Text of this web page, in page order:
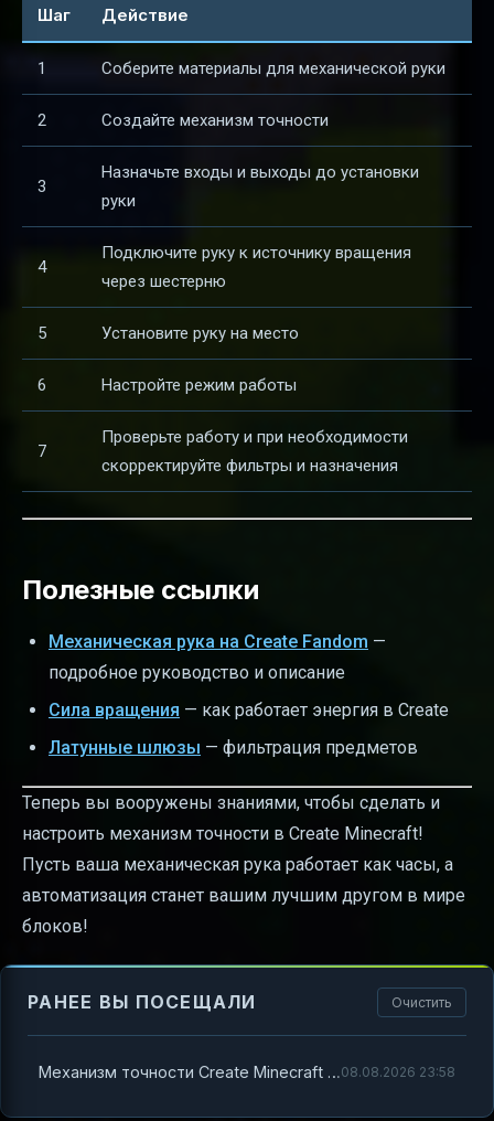
Шаг Действие
1 Соберите материалы для механической руки
2 Создайте механизм точности
3
Назначьте входы и выходы до установки
руки
4
Подключите руку к источнику вращения
через шестерню
5 Установите руку на место
6 Настройте режим работы
7
Проверьте работу и при необходимости
скорректируйте фильтры и назначения
Полезные ссылки
Механическая рука на Create Fandom —
подробное руководство и описание
Сила вращения — как работает энергия в Create
Латунные шлюзы — фильтрация предметов
Теперь вы вооружены знаниями, чтобы сделать и
настроить механизм точности в Create Minecraft!
Пусть ваша механическая рука работает как часы, а
автоматизация станет вашим лучшим другом в мире
блоков!
РАНЕЕ ВЫ ПОСЕЩАЛИ Очистить
Механизм точности Create Minecraft как сделать и настроить08.08.2026 23:58